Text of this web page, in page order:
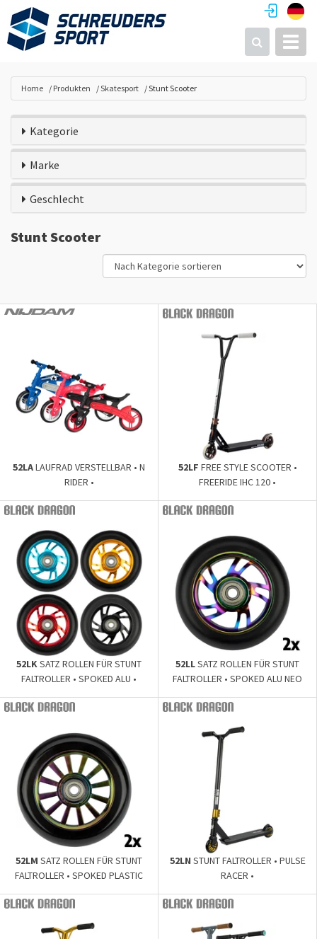
Suchen
Home Produkten Skatesport Stunt Scooter
Kategorie
Marke
Geschlecht
Stunt Scooter
52LALAUFRAD VERSTELLBAR • N
RIDER •
52LF FREE STYLE SCOOTER •
FREERIDE IHC 120 •
52LKSATZ ROLLEN FÜR STUNT
FALTROLLER • SPOKED ALU •
52LLSATZ ROLLEN FÜR STUNT
FALTROLLER • SPOKED ALU NEO
52LM SATZ ROLLEN FÜR STUNT
FALTROLLER • SPOKED PLASTIC
52LN STUNT FALTROLLER • PULSE
RACER •